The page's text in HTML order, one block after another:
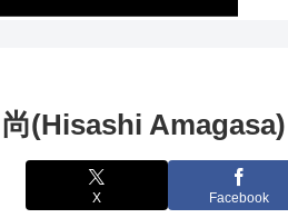
(Hisashi Amagasa)
X Facebook